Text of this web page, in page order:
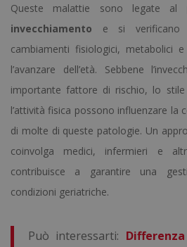
Queste malattie sono legate al
invecchiamento e si verificano
cambiamenti fisiologici, metabolici
l’avanzare dell’età. Sebbene
importante fattore di rischio, lo stile
l’attività fisica possono influenzare la
di molte di queste patologie. Un
coinvolga medici, infermieri e
contribuisce a garantire una
condizioni geriatriche.
Può interessarti: